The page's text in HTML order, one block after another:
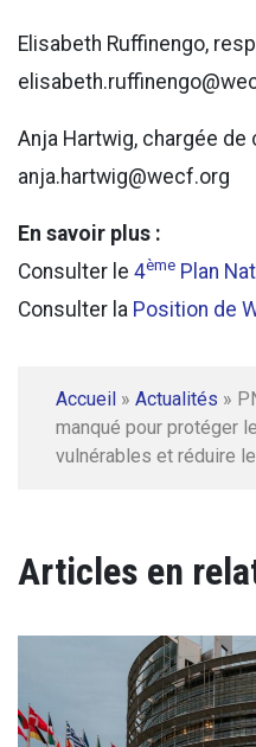
Elisabeth Ruffinengo,
Anja Hartwig, chargée de
anja.hartwig@wecf.org
En savoir plus :
Consulter le 4ème Plan
Consulter la Position de
Accueil » Actualités »
manqué pour protéger
vulnérables et réduire
Articles en